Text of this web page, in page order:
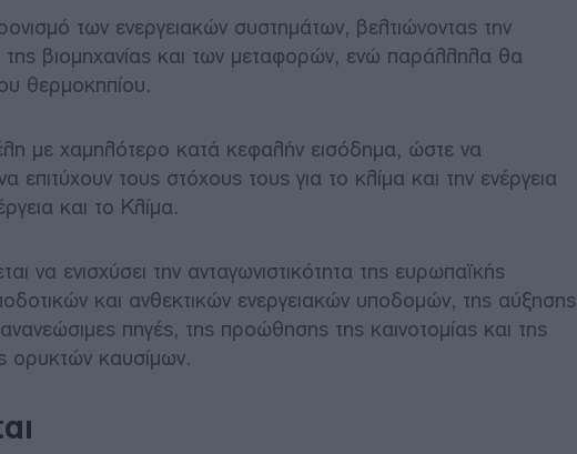
των ενεργειακών συστημάτων, βελτιώνοντας την
της βιομηχανίας και των μεταφορών, ενώ παράλληλα θα
θερμοκηπίου.
με χαμηλότερο κατά κεφαλήν εισόδημα, ώστε να
τους στόχους τους για το κλίμα και την ενέργεια
και το Κλίμα.
να ενισχύσει την ανταγωνιστικότητα της ευρωπαϊκής
και ανθεκτικών ενεργειακών υποδομών, της αύξησης
πηγές, της προώθησης της καινοτομίας και της
ορυκτών καυσίμων.